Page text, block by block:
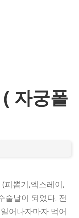
자궁폴
피뽑기,엑스레이,
술날이 되었다. 전
어나자마자 먹어